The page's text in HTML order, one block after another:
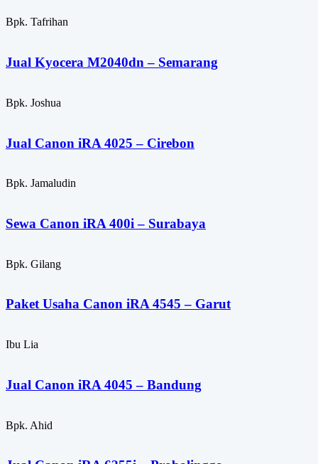
Bpk. Tafrihan
Jual Kyocera M2040dn – Semarang
Bpk. Joshua
Jual Canon iRA 4025 – Cirebon
Bpk. Jamaludin
Sewa Canon iRA 400i – Surabaya
Bpk. Gilang
Paket Usaha Canon iRA 4545 – Garut
Ibu Lia
Jual Canon iRA 4045 – Bandung
Bpk. Ahid